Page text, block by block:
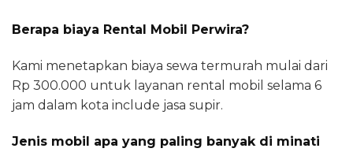
Berapa biaya Rental Mobil Perwira?
Kami menetapkan biaya sewa termurah mulai dari
Rp 300.000 untuk layanan rental mobil selama 6
jam dalam kota include jasa supir.
Jenis mobil apa yang paling banyak di minati